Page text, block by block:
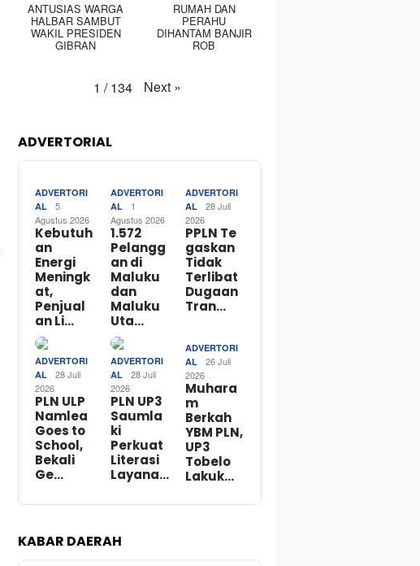
ANTUSIAS WARGA
HALBAR SAMBUT
WAKIL PRESIDEN
GIBRAN
RUMAH DAN
PERAHU
DIHANTAM BANJIR
ROB
1 / 134 Next »
ADVERTORIAL
ADVERTORI
AL
5
Agustus 2026
Kebutuh
an
Energi
Meningk
at,
Penjual
an Li…
ADVERTORI
AL
1
Agustus 2026
1.572
Pelangg
an di
Maluku
dan
Maluku
Uta…
ADVERTORI
AL
28 Juli
2026
PPLN Te
gaskan
Tidak
Terlibat
Dugaan
Tran…
ADVERTORI
AL
28 Juli
2026
PLN ULP
Namlea
Goes to
School,
Bekali
Ge…
ADVERTORI
AL
28 Juli
2026
PLN UP3
Saumla
ki
Perkuat
Literasi
Layana…
ADVERTORI
AL
26 Juli
2026
Muhara
m
Berkah
YBM PLN,
UP3
Tobelo
Lakuk…
KABAR DAERAH